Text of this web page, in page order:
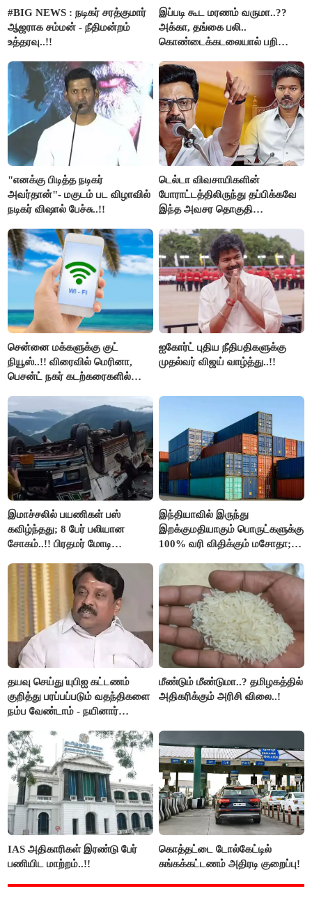
#BIG NEWS : நடிகர் சரத்குமார்
ஆஜராக சம்மன் - நீதிமன்றம்
உத்தரவு..!!
இப்படி கூட மரணம் வருமா..??
அக்கா, தங்கை பலி..
கொண்டைக்கடலையால் பறிபோன
"எனக்கு பிடித்த நடிகர்
அவர்தான்"- மகுடம் பட விழாவில்
நடிகர் விஷால் பேச்சு..!!
டெல்டா விவசாயிகளின்
போராட்டத்திலிருந்து தப்பிக்கவே
இந்த அவசர தொகுதி
அரங்கேற்றுகிறார் முதலமைச்சர் -
திமுக ஐடி விங்..!!
சென்னை மக்களுக்கு குட்
நியூஸ்..!! விரைவில் மெரினா,
பெசன்ட் நகர் கடற்கரைகளில்
ஐகோர்ட் புதிய நீதிபதிகளுக்கு
முதல்வர் விஜய் வாழ்த்து..!!
இமாச்சலில் பயணிகள் பஸ்
கவிழ்ந்தது; 8 பேர் பலியான
சோகம்..!! பிரதமர் மோடி
இந்தியாவில் இருந்து
இறக்குமதியாகும் பொருட்களுக்கு
100% வரி விதிக்கும் மசோதா;
தயவு செய்து யுபிஐ கட்டணம்
குறித்து பரப்பப்படும் வதந்திகளை
நம்ப வேண்டாம் - நயினார்
மீண்டும் மீண்டுமா..? தமிழகத்தில்
அதிகரிக்கும் அரிசி விலை..!
IAS அதிகாரிகள் இரண்டு பேர்
பணியிட மாற்றம்..!!
கொத்தட்டை டோல்கேட்டில்
சுங்கக்கட்டணம் அதிரடி குறைப்பு!